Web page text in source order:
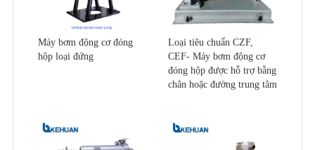
Máy bơm động cơ đóng
hộp loại đứng
Loại tiêu chuẩn CZF,
CEF- Máy bơm động cơ
đóng hộp được hỗ trợ bằng
chân hoặc đường trung tâm